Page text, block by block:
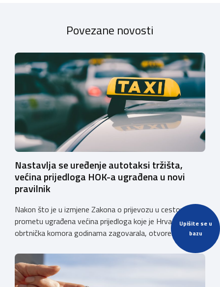
Upišite se u
bazu
Povezane novosti
Nastavlja se uređenje autotaksi tržišta,
većina prijedloga HOK-a ugrađena u novi
pravilnik
Nakon što je u izmjene Zakona o prijevozu u cestovnom
prometu ugrađena većina prijedloga koje je Hrvatska
obrtnička komora godinama zagovarala, otvoreno je
javno e-savjetovanje o Nacrtu pravilnika o izmjenama i
dopunama Pravilnika o posebnim uvjetima za vozila
kojima se obavlja javni cestovni prijevoz i prijevoz za
vlastite potrebe. Komora će se i u ovom […]